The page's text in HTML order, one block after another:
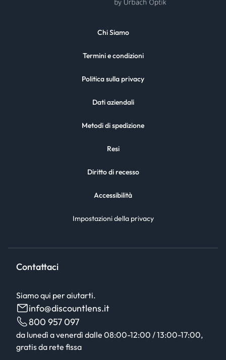
Chi Siamo
Termini e condizioni
Politica sulla privacy
Dati aziendali
Metodi di spedizione
Resi
Diritto di recesso
Accessibilità
Impostazioni della privacy
Contattaci
Siamo qui per aiutarti.
info@discountlens.it
800 957 097
da lunedì a venerdì dalle 08:00-12:00 / 13:00-17:00,
gratis da rete fissa